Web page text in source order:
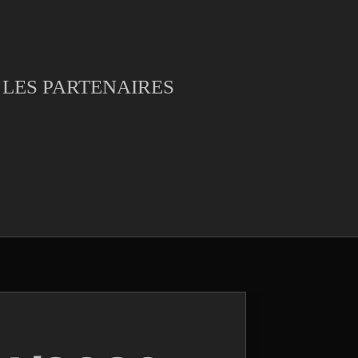
LES PARTENAIRES